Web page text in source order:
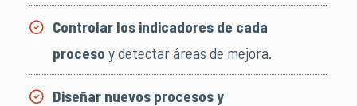
Controlar los indicadores de cada
proceso y detectar áreas de mejora.
Diseñar nuevos procesos y